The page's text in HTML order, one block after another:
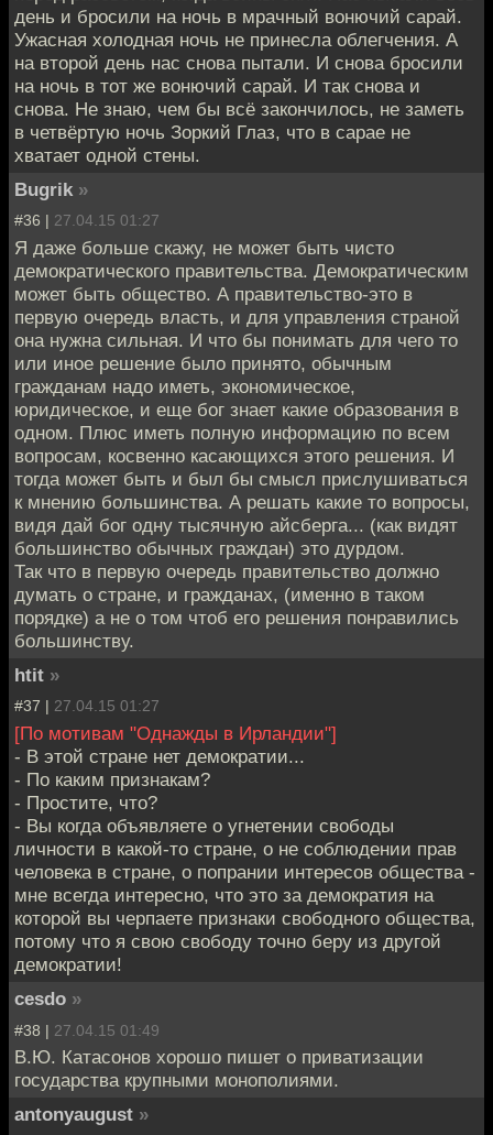
день и бросили на ночь в мрачный вонючий сарай.
Ужасная холодная ночь не принесла облегчения. А
на второй день нас снова пытали. И снова бросили
на ночь в тот же вонючий сарай. И так снова и
снова. Не знаю, чем бы всё закончилось, не заметь
в четвёртую ночь Зоркий Глаз, что в сарае не
хватает одной стены.
Bugrik »
#36 | 27.04.15 01:27
Я даже больше скажу, не может быть чисто
демократического правительства. Демократическим
может быть общество. А правительство-это в
первую очередь власть, и для управления страной
она нужна сильная. И что бы понимать для чего то
или иное решение было принято, обычным
гражданам надо иметь, экономическое,
юридическое, и еще бог знает какие образования в
одном. Плюс иметь полную информацию по всем
вопросам, косвенно касающихся этого решения. И
тогда может быть и был бы смысл прислушиваться
к мнению большинства. А решать какие то вопросы,
видя дай бог одну тысячную айсберга... (как видят
большинство обычных граждан) это дурдом.
Так что в первую очередь правительство должно
думать о стране, и гражданах, (именно в таком
порядке) а не о том чтоб его решения понравились
большинству.
htit »
#37 | 27.04.15 01:27
[По мотивам "Однажды в Ирландии"]
- В этой стране нет демократии...
- По каким признакам?
- Простите, что?
- Вы когда объявляете о угнетении свободы
личности в какой-то стране, о не соблюдении прав
человека в стране, о попрании интересов общества -
мне всегда интересно, что это за демократия на
которой вы черпаете признаки свободного общества,
потому что я свою свободу точно беру из другой
демократии!
cesdo »
#38 | 27.04.15 01:49
В.Ю. Катасонов хорошо пишет о приватизации
государства крупными монополиями.
antonyaugust »